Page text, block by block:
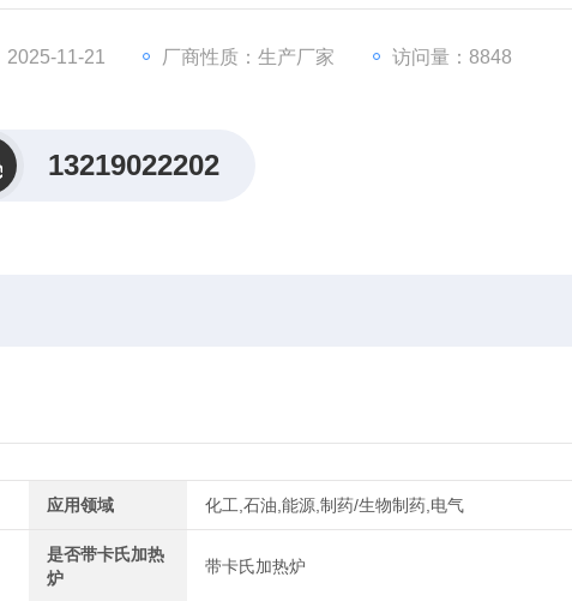
11-21 厂商性质：生产厂家 访问量：8848
13219022202
应用领域 化工,石油,能源,制药/生物制药,电气
是否带卡氏加热
炉
带卡氏加热炉